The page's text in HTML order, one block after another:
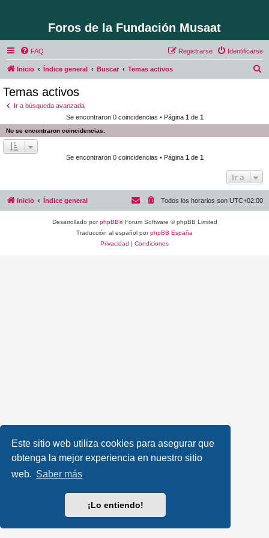
Este sitio web utiliza cookies para asegurar que
obtenga la mejor experiencia en nuestro sitio
web. Saber más
¡Lo entiendo!
Foros de la Fundación Musaat
FAQ Identificarse
Registrarse
Inicio Índice general Buscar Temas activos
a
Temas activos
Ir a búsqueda avanzada
Se encontraron 0 coincidencias • Página 1 de 1
No se encontraron coincidencias.
Se encontraron 0 coincidencias • Página 1 de 1
Ir a
Inicio Índice general Todos los horarios son UTC+02:00
Desarrollado porphpBB® Forum Software © phpBB Limited
Traducción al español porphpBB España
Privacidad | Condiciones